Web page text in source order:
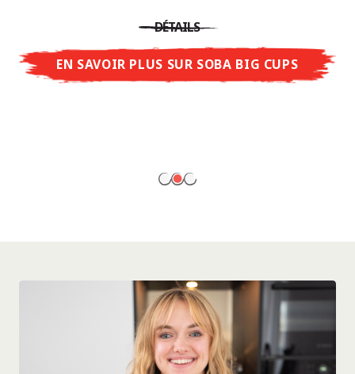
Yuzu, épicé et relevé avec Spicy Miso, ou
crémeux et gourmand avec Tonkotsu. Le goût
authentique du restaurant – à savourer chez
DÉTAILS
EN SAVOIR PLUS SUR SOBA BIG CUPS
expérience gustative asiatique authentique.
DÉTAILS